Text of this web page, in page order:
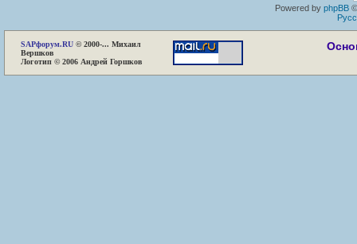
Powered by phpBB
SAPфорум.RU © 2000-... Михаил
Вершков
Логотип © 2006 Андрей Горшков